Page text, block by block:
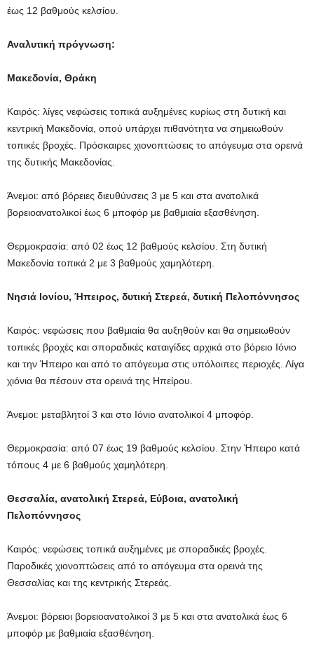
έως 12 βαθμούς κελσίου.
Αναλυτική πρόγνωση:
Μακεδονία, Θράκη
Καιρός: λίγες νεφώσεις τοπικά αυξημένες κυρίως στη δυτική και
κεντρική Μακεδονία, οπού υπάρχει πιθανότητα να σημειωθούν
τοπικές βροχές. Πρόσκαιρες χιονοπτώσεις το απόγευμα στα ορεινά
της δυτικής Μακεδονίας.
Άνεμοι: από βόρειες διευθύνσεις 3 με 5 και στα ανατολικά
βορειοανατολικοί έως 6 μποφόρ με βαθμιαία εξασθένηση.
Θερμοκρασία: από 02 έως 12 βαθμούς κελσίου. Στη δυτική
Μακεδονία τοπικά 2 με 3 βαθμούς χαμηλότερη.
Νησιά Ιονίου, Ήπειρος, δυτική Στερεά, δυτική Πελοπόννησος
Καιρός: νεφώσεις που βαθμιαία θα αυξηθούν και θα σημειωθούν
τοπικές βροχές και σποραδικές καταιγίδες αρχικά στο βόρειο Ιόνιο
και την Ήπειρο και από το απόγευμα στις υπόλοιπες περιοχές. Λίγα
χιόνια θα πέσουν στα ορεινά της Ηπείρου.
Άνεμοι: μεταβλητοί 3 και στο Ιόνιο ανατολικοί 4 μποφόρ.
Θερμοκρασία: από 07 έως 19 βαθμούς κελσίου. Στην Ήπειρο κατά
τόπους 4 με 6 βαθμούς χαμηλότερη.
Θεσσαλία, ανατολική Στερεά, Εύβοια, ανατολική
Πελοπόννησος
Καιρός: νεφώσεις τοπικά αυξημένες με σποραδικές βροχές.
Παροδικές χιονοπτώσεις από το απόγευμα στα ορεινά της
Θεσσαλίας και της κεντρικής Στερεάς.
Άνεμοι: βόρειοι βορειοανατολικοί 3 με 5 και στα ανατολικά έως 6
μποφόρ με βαθμιαία εξασθένηση.